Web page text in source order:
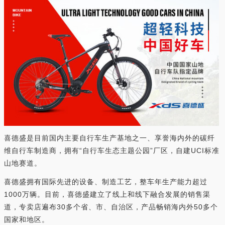
喜德盛是目前国内主要自行车生产基地之一、享誉海内外的碳纤
维自行车制造商，拥有“自行车生态主题公园”厂区，自建UCI标准
山地赛道。
喜德盛拥有国际先进的设备、制造工艺，整车年生产能力超过
1000万辆。目前，喜德盛建立了线上和线下融合发展的销售渠
道，专卖店遍布30多个省、市、自治区，产品畅销海内外50多个
国家和地区。